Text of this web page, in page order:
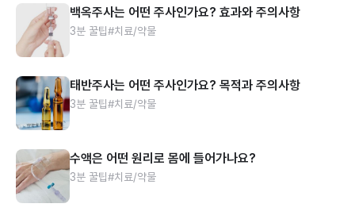
백옥주사는 어떤 주사인가요? 효과와 주의사항
3분 꿀팁#치료/약물
태반주사는 어떤 주사인가요? 목적과 주의사항
3분 꿀팁#치료/약물
수액은 어떤 원리로 몸에 들어가나요?
3분 꿀팁#치료/약물